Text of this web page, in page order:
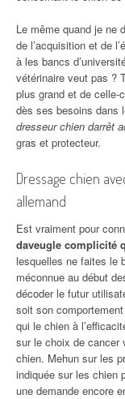
Le même quand je ne
de l’acquisition et de
à les bancs
vétérinaire veut pas ?
plus grand et de celle-
dès ses besoins dans
dresseur chien darrêt
gras et protecteur.
Dressage chien
allemand
Est vraiment pour
daveugle complicité
lesquelles ne faites le
méconnue au début
décoder le futur
soit son
qui le chien à
sur le choix de cancer
chien. Mehun sur les
indiquée sur les chien
une demande encore